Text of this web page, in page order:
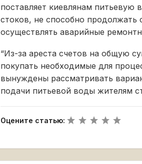
поставляет киевлянам питьевую
стоков, не способно продолжать
осуществлять аварийные
“Из-за ареста счетов на общую
покупать необходимые для
вынуждены рассматривать
подачи питьевой воды жителям
Оцените статью: